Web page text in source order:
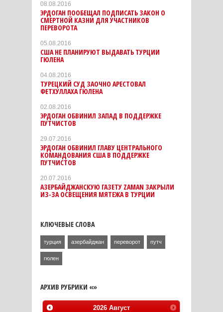
08.08.2016
ЭРДОГАН ПООБЕЩАЛ ПОДПИСАТЬ ЗАКОН О
СМЕРТНОЙ КАЗНИ ДЛЯ УЧАСТНИКОВ
ПЕРЕВОРОТА
05.08.2016
США НЕ ПЛАНИРУЮТ ВЫДАВАТЬ ТУРЦИИ
ГЮЛЕНА
04.08.2016
ТУРЕЦКИЙ СУД ЗАОЧНО АРЕСТОВАЛ
ФЕТХУЛЛАХА ГЮЛЕНА
02.08.2016
ЭРДОГАН ОБВИНИЛ ЗАПАД В ПОДДЕРЖКЕ
ПУТЧИСТОВ
29.07.2016
ЭРДОГАН ОБВИНИЛ ГЛАВУ ЦЕНТРАЛЬНОГО
КОМАНДОВАНИЯ США В ПОДДЕРЖКЕ
ПУТЧИСТОВ
20.07.2016
АЗЕРБАЙДЖАНСКУЮ ГАЗЕТУ ZAMAN ЗАКРЫЛИ
ИЗ-ЗА ОСВЕЩЕНИЯ МЯТЕЖА В ТУРЦИИ
КЛЮЧЕВЫЕ СЛОВА
турция азербайджан переворот путч
гюлен
АРХИВ РУБРИКИ «»
2026 Август